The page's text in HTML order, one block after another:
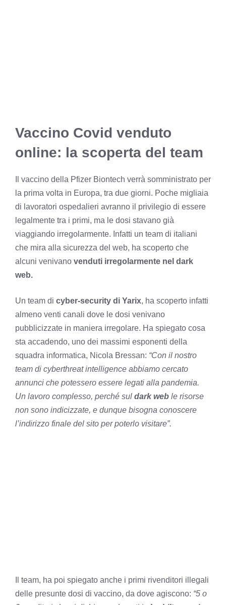
Vaccino Covid venduto
online: la scoperta del team
Il vaccino della Pfizer Biontech verrà somministrato per
la prima volta in Europa, tra due giorni. Poche migliaia
di lavoratori ospedalieri avranno il privilegio di essere
legalmente tra i primi, ma le dosi stavano già
viaggiando irregolarmente. Infatti un team di italiani
che mira alla sicurezza del web, ha scoperto che
alcuni venivano venduti irregolarmente nel dark
web.
Un team di cyber-security di Yarix, ha scoperto infatti
almeno venti canali dove le dosi venivano
pubblicizzate in maniera irregolare. Ha spiegato cosa
sta accadendo, uno dei massimi esponenti della
squadra informatica, Nicola Bressan: “Con il nostro
team di cyberthreat intelligence abbiamo cercato
annunci che potessero essere legati alla pandemia.
Un lavoro complesso, perché sul dark web le risorse
non sono indicizzate, e dunque bisogna conoscere
l’indirizzo finale del sito per poterlo visitare”.
Il team, ha poi spiegato anche i primi rivenditori illegali
delle presunte dosi di vaccino, da dove agiscono: “5 o